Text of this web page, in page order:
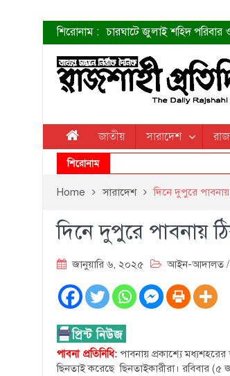
শিরোনাম : চারঘাটে জুলাই শহিদ পরিবার
শহীদদের প্রত্যাশা এখনো
ত্বক ভালো রাখতে যে ৫ কাজ
জুলাই স্মৃতি জাদুঘরের দুয়ার
শাহরুখের নতুন সিনেমার লুক
কোয়ার্টার ফাইনালে নেইমারের
ডেনিস লিয়ামিন রাশিয়ার ড্রোন
জুলাই শহিদদের আত্মত্যাগ
জাতীয় সারাদেশ
শিরোনাম
Home সারাদেশ দিনে দুপুরে
দিনে দুপুরে পাবনায়
জানুয়ারি ৬, ২০২৫ আইন-আদালত
পাবনা প্রতিনিধি: পাবনায় প্রকাশ্যে
ছিনতাই করেছে ছিনতাইকারীরা। রবিবার